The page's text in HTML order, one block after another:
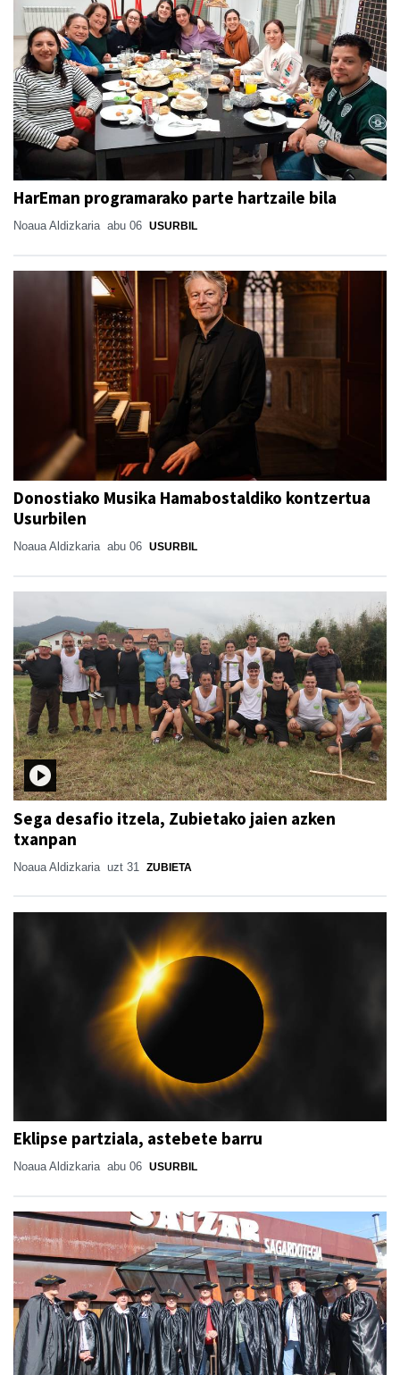
HarEman programarako parte hartzaile bila
Noaua Aldizkaria abu 06 USURBIL
Donostiako Musika Hamabostaldiko kontzertua
Usurbilen
Noaua Aldizkaria abu 06 USURBIL
Sega desafio itzela, Zubietako jaien azken
txanpan
Noaua Aldizkaria uzt 31 ZUBIETA
Eklipse partziala, astebete barru
Noaua Aldizkaria abu 06 USURBIL